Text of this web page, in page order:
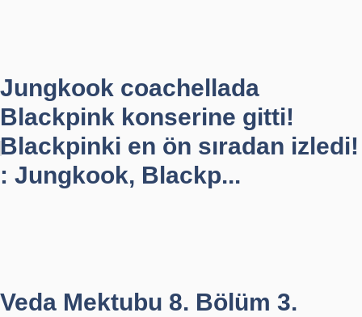
Jungkook coachellada
Blackpink konserine gitti!
Blackpinki en ön sıradan izledi!
: Jungkook, Blackp...
Veda Mektubu 8. Bölüm 3.